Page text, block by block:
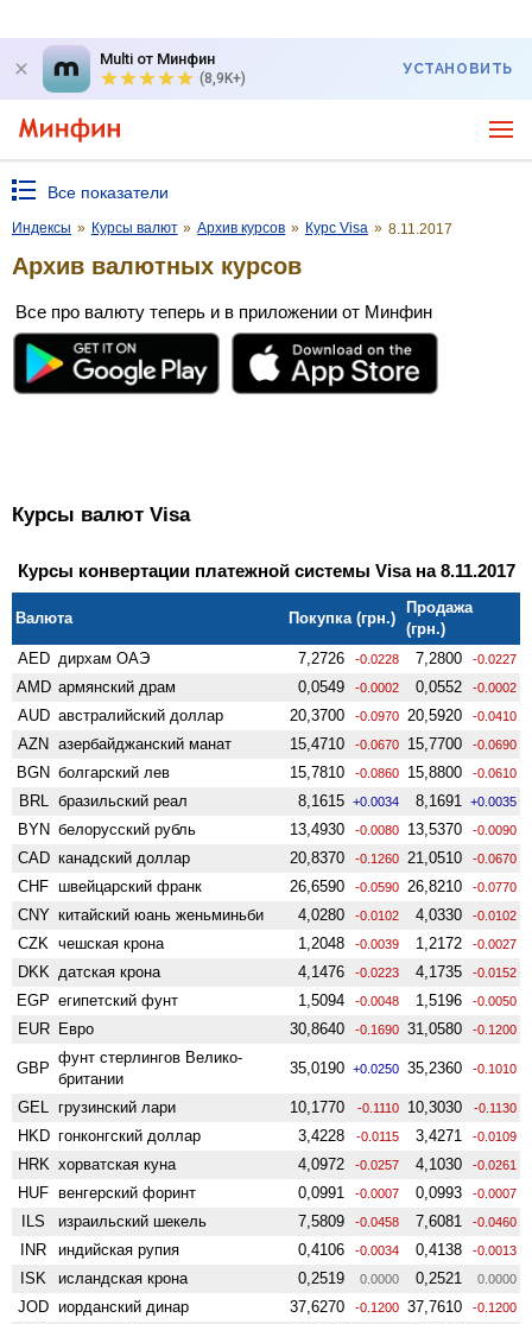
Multi от Минфин
(8,9K+)
УСТАНОВИТЬ
Все показатели
Индексы » Курсы валют » Архив курсов » Курс Visa » 8.11.2017
Архив валютных курсов
Все про валюту теперь и в приложении от Минфин
Курсы валют Visa
Курсы конвертации платежной системы Visa на 8.11.2017
Валюта Покупка (грн.)
Продажа
(грн.)
AED дирхам ОАЭ 7,2726 -0.0228 7,2800 -0.0227
AMD армянский драм 0,0549 -0.0002 0,0552 -0.0002
AUD австралийский доллар 20,3700 -0.0970 20,5920 -0.0410
AZN азербайджанский манат 15,4710 -0.0670 15,7700 -0.0690
BGN болгарский лев 15,7810 -0.0860 15,8800 -0.0610
BRL бразильский реал 8,1615 +0.0034 8,1691 +0.0035
BYN белорусский рубль 13,4930 -0.0080 13,5370 -0.0090
CAD канадский доллар 20,8370 -0.1260 21,0510 -0.0670
CHF швейцарский франк 26,6590 -0.0590 26,8210 -0.0770
CNY китайский юань женьминьби 4,0280 -0.0102 4,0330 -0.0102
CZK чешская крона 1,2048 -0.0039 1,2172 -0.0027
DKK датская крона 4,1476 -0.0223 4,1735 -0.0152
EGP египетский фунт 1,5094 -0.0048 1,5196 -0.0050
EUR Евро 30,8640 -0.1690 31,0580 -0.1200
GBP
фунт стерлингов Велико­
британии
35,0190 +0.0250 35,2360 -0.1010
GEL грузинский лари 10,1770 -0.1110 10,3030 -0.1130
HKD гонконгский доллар 3,4228 -0.0115 3,4271 -0.0109
HRK хорватская куна 4,0972 -0.0257 4,1030 -0.0261
HUF венгерский форинт 0,0991 -0.0007 0,0993 -0.0007
ILS израильский шекель 7,5809 -0.0458 7,6081 -0.0460
INR индийская рупия 0,4106 -0.0034 0,4138 -0.0013
ISK исландская крона 0,2519 0.0000 0,2521 0.0000
JOD иорданский динар 37,6270 -0.1200 37,7610 -0.1200